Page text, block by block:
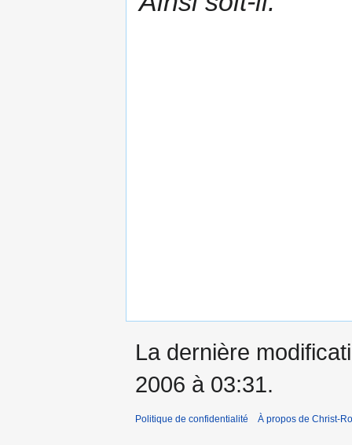
La dernière
2006 à 03:31.
Politique de confidentialité À propos de Christ-